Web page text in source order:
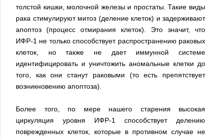
толстой кишки, молочной железы и простаты. Такие виды
рака стимулируют митоз (деление клеток) и задерживают
апоптоз (процесс отмирания клеток). Это значит, что
ИФР-1 не только способствует распространению раковых
клеток, но также не дает иммунной системе
идентифицировать и уничтожить аномальные клетки до
того, как они станут раковыми (то есть препятствует
возникновению апоптоза).
Более того, по мере нашего старения высокая
циркуляция уровня ИФР-1 способствует делению
поврежденных клеток, которые в противном случае не